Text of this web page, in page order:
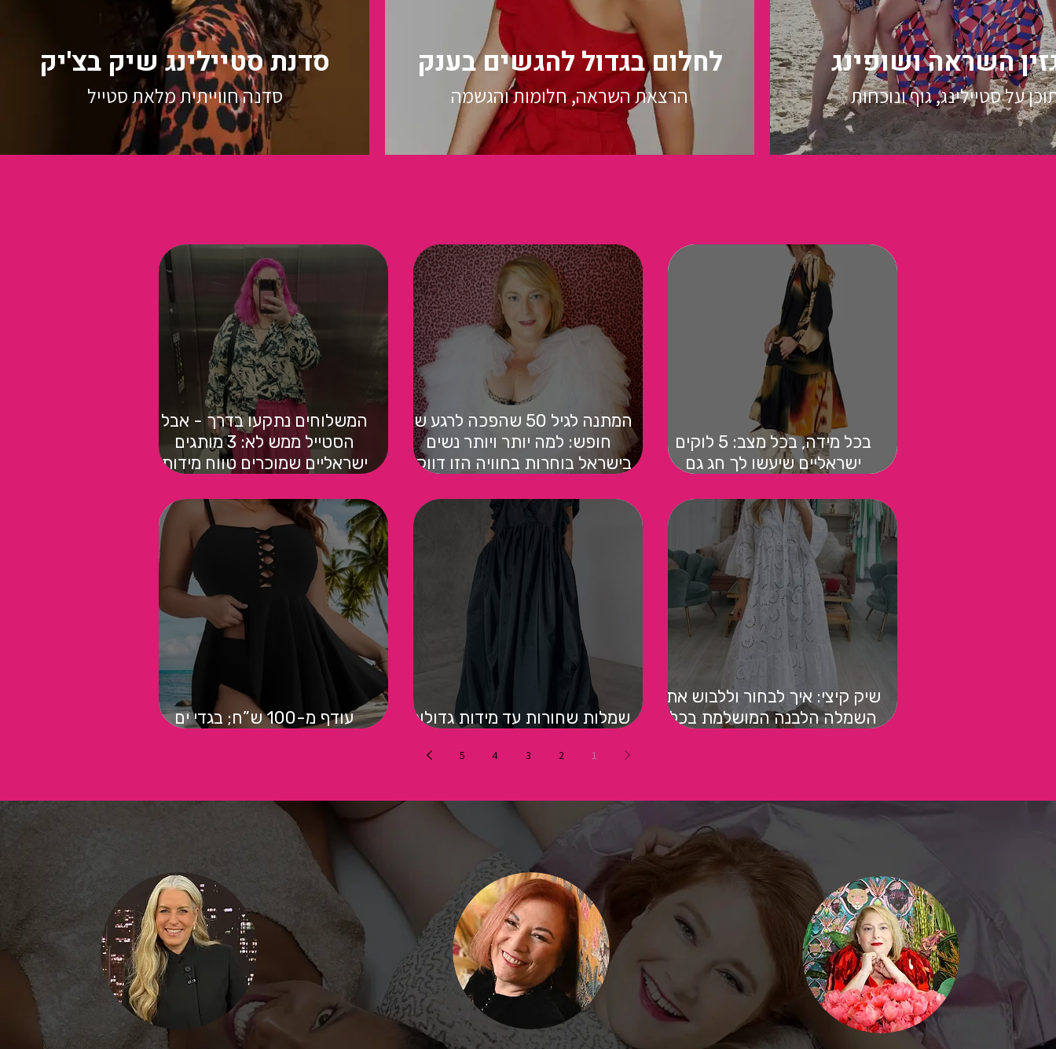
סדנת סטיילינג שיק בצ'יק
סדנה חווייתית מלאת סטייל
לחלום בגדול להגשים בענק
הרצאת השראה, חלומות והגשמה
השראה ושופינג
על סטיילינג, גוף ונוכחות
בכל מידה, בכל מצב: 5 לוקים
ישראליים שיעשו לך חג גם
המתנה לגיל 50 שהפכה לרגע של
חופש: למה יותר ויותר נשים
בישראל בוחרות בחוויה הזו דווקא
המשלוחים נתקעו בדרך - אבל
הסטייל ממש לא: 3 מותגים
ישראליים שמוכרים טווח מידות
שיק קיצי: איך לבחור וללבוש את
השמלה הלבנה המושלמת בכל
שמלות שחורות עד מידות גדולות
עודף מ-100 ש”ח; בגדי ים
1
2
3
4
5